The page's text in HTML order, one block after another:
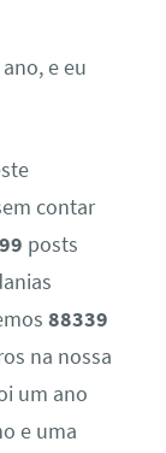
e eu
contar
99 posts
88339
na nossa
um ano
e uma